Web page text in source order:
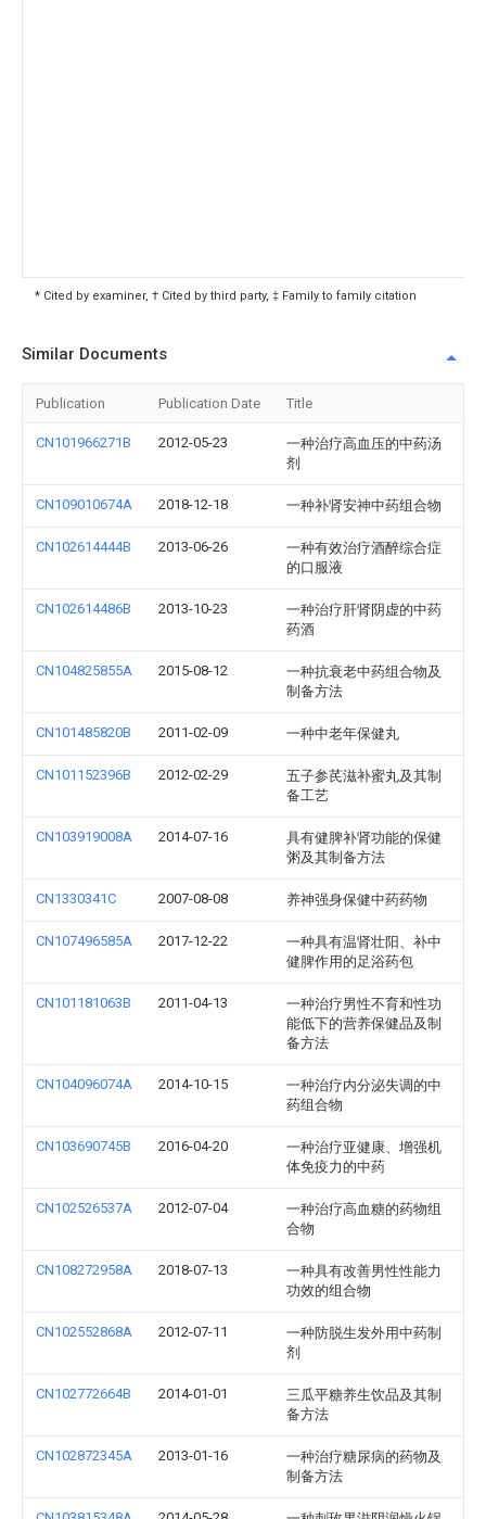
* Cited by examiner, † Cited by third party, ‡ Family to family citation
Similar Documents
Publication Publication Date Title
CN101966271B 2012-05-23
一种治疗高血压的中药汤
剂
CN109010674A 2018-12-18 一种补肾安神中药组合物
CN102614444B 2013-06-26
一种有效治疗酒醉综合症
的口服液
CN102614486B 2013-10-23
一种治疗肝肾阴虚的中药
药酒
CN104825855A 2015-08-12
一种抗衰老中药组合物及
制备方法
CN101485820B 2011-02-09 一种中老年保健丸
CN101152396B 2012-02-29
五子参芪滋补蜜丸及其制
备工艺
CN103919008A 2014-07-16
具有健脾补肾功能的保健
粥及其制备方法
CN1330341C 2007-08-08 养神强身保健中药药物
CN107496585A 2017-12-22
一种具有温肾壮阳、补中
健脾作用的足浴药包
CN101181063B 2011-04-13
一种治疗男性不育和性功
能低下的营养保健品及制
备方法
CN104096074A 2014-10-15
一种治疗内分泌失调的中
药组合物
CN103690745B 2016-04-20
一种治疗亚健康、增强机
体免疫力的中药
CN102526537A 2012-07-04
一种治疗高血糖的药物组
合物
CN108272958A 2018-07-13
一种具有改善男性性能力
功效的组合物
CN102552868A 2012-07-11
一种防脱生发外用中药制
剂
CN102772664B 2014-01-01
三瓜平糖养生饮品及其制
备方法
CN102872345A 2013-01-16
一种治疗糖尿病的药物及
制备方法